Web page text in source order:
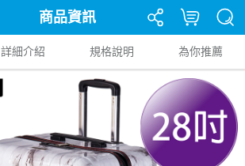
商品資訊
詳細介紹 規格說明 為你推薦